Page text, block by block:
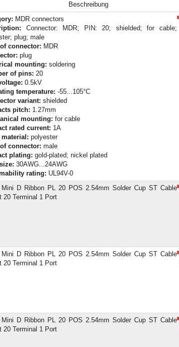
Beschreibung
MDR connectors
Connector: MDR; PIN: 20; shielded; for cable;
plug; male
connector: MDR
plug
mounting: soldering
of pins: 20
0.5kV
temperature: -55...105°C
variant: shielded
pitch: 1.27mm
mounting: for cable
rated current: 1A
material: polyester
connector: male
plating: gold-plated; nickel plated
30AWG...24AWG
rating: UL94V-0
Mini D Ribbon PL 20 POS 2.54mm Solder Cup ST Cable
20 Terminal 1 Port
Mini D Ribbon PL 20 POS 2.54mm Solder Cup ST Cable
20 Terminal 1 Port
Mini D Ribbon PL 20 POS 2.54mm Solder Cup ST Cable
20 Terminal 1 Port